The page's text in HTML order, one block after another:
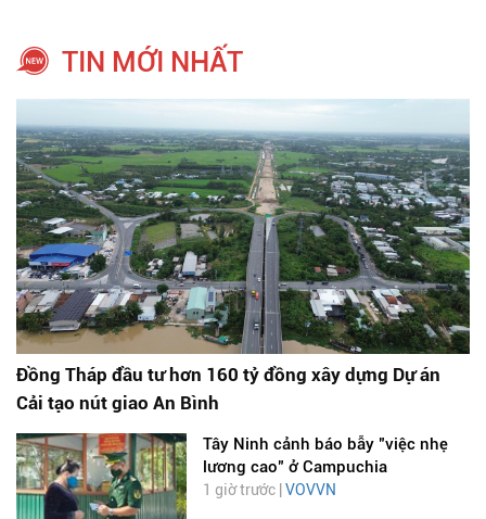
TIN MỚI NHẤT
Đồng Tháp đầu tư hơn 160 tỷ đồng xây dựng Dự án
Cải tạo nút giao An Bình
Tây Ninh cảnh báo bẫy "việc nhẹ
lương cao" ở Campuchia
1 giờ trước | VOVVN